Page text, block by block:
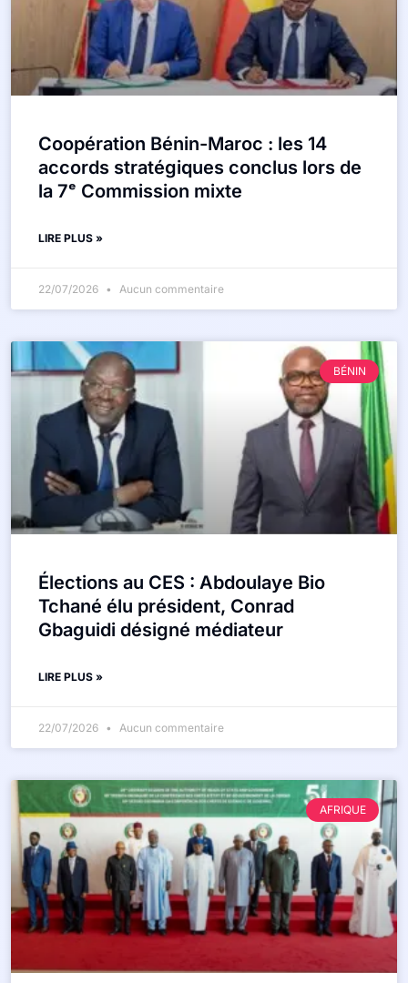
Coopération Bénin-Maroc : les 14
accords stratégiques conclus lors de
la 7ᵉ Commission mixte
LIRE PLUS »
22/07/2026 Aucun commentaire
BÉNIN
Élections au CES : Abdoulaye Bio
Tchané élu président, Conrad
Gbaguidi désigné médiateur
LIRE PLUS »
22/07/2026 Aucun commentaire
AFRIQUE